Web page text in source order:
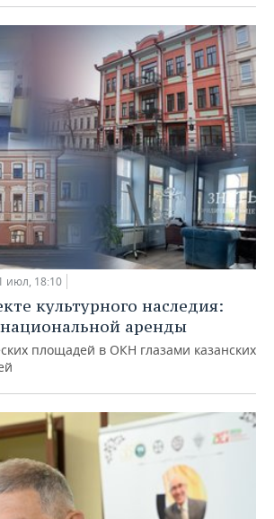
июл, 18:10
культурного наследия:
аренды
площадей в ОКН глазами казанских